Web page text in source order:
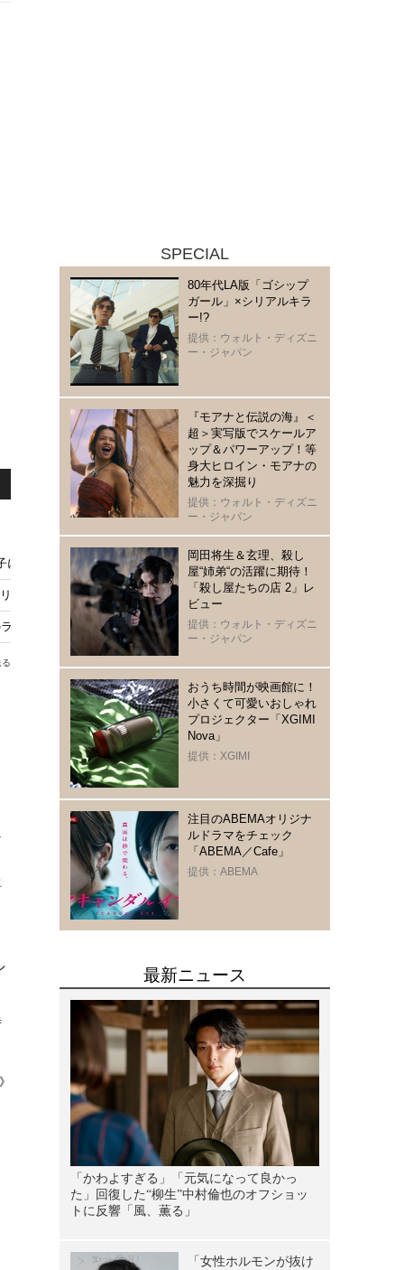
チャリティーサンタが「シェアシネマ」で約8,000人に無料チケット提供
ルスタンドなどファン必見
ビリンス」日本初上陸【11月25日開幕】
SPECIAL
80年代LA版「ゴシップ
ガール」×シリアルキラ
ー!?
提供：ウォルト・ディズニ
ー・ジャパン
『モアナと伝説の海』＜
超＞実写版でスケールア
ップ＆パワーアップ！等
身大ヒロイン・モアナの
魅力を深掘り
提供：ウォルト・ディズニ
ー・ジャパン
岡田将生＆玄理、殺し
屋“姉弟“の活躍に期待！
「殺し屋たちの店 2」レ
ビュー
提供：ウォルト・ディズニ
ー・ジャパン
おうち時間が映画館に！
小さくて可愛いおしゃれ
プロジェクター「XGIMI
Nova」
提供：XGIMI
注目のABEMAオリジナ
ルドラマをチェック
「ABEMA／Cafe」
提供：ABEMA